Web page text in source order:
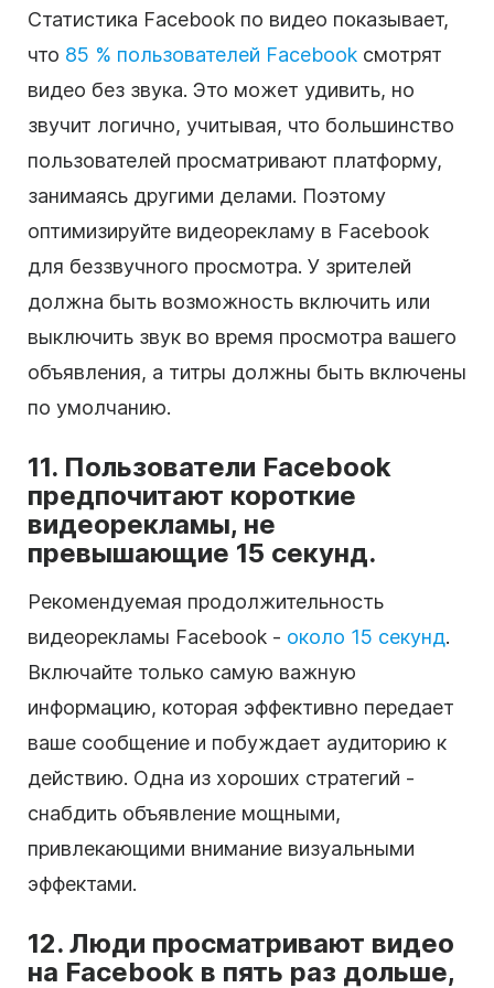
Статистика Facebook по видео показывает,
что 85 % пользователей Facebook смотрят
видео без звука. Это может удивить, но
звучит логично, учитывая, что большинство
пользователей просматривают платформу,
занимаясь другими делами. Поэтому
оптимизируйте видеорекламу в Facebook
для беззвучного просмотра. У зрителей
должна быть возможность включить или
выключить звук во время просмотра вашего
объявления, а титры должны быть включены
по умолчанию.
11. Пользователи Facebook
предпочитают короткие
видеорекламы, не
превышающие 15 секунд.
Рекомендуемая продолжительность
видеорекламы Facebook - около 15 секунд.
Включайте только самую важную
информацию, которая эффективно передает
ваше сообщение и побуждает аудиторию к
действию. Одна из хороших стратегий -
снабдить объявление мощными,
привлекающими внимание визуальными
эффектами.
12. Люди просматривают видео
на Facebook в пять раз дольше,